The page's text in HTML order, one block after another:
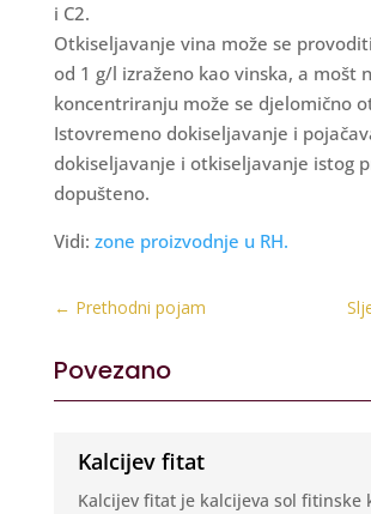
i C2.
Otkiseljavanje vina može se
od 1 g/l izraženo kao vinska, a mošt
koncentriranju može se djelomično
Istovremeno dokiseljavanje i
dokiseljavanje i otkiseljavanje istog
dopušteno.
Vidi: zone proizvodnje u RH.
← Prethodni pojam
Povezano
Kalcijev fitat
Kalcijev fitat je kalcijeva sol fitinske